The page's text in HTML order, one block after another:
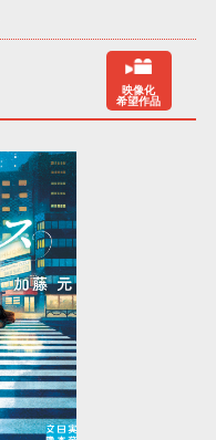
映像化
希望作品